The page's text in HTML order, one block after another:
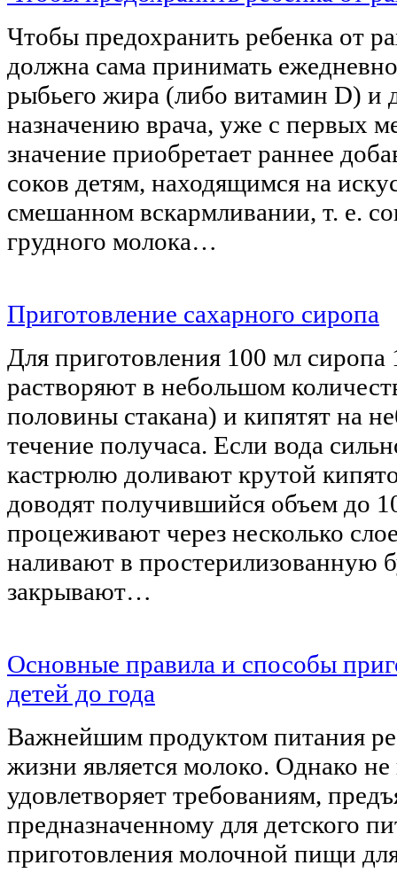
Чтобы предохранить ребенка от
должна сама принимать
рыбьего жира (либо витамин D) и
назначению врача, уже с первых
значение приобретает раннее
соков детям, находящимся на
смешанном вскармливании, т. е.
грудного молока…
Приготовление сахарного сиропа
Для приготовления 100 мл сиропа
растворяют в небольшом
половины стакана) и кипятят на
течение получаса. Если вода
кастрюлю доливают крутой
доводят получившийся объем до
процеживают через несколько
наливают в простерилизованную
закрывают…
Основные правила и способы
детей до года
Важнейшим продуктом питания
жизни является молоко. Однако не
удовлетворяет требованиям,
предназначенному для детского
приготовления молочной пищи